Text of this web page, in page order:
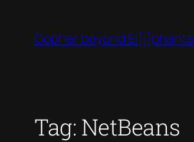
content
Gopher beyond El[i]phants
Tag: NetBeans